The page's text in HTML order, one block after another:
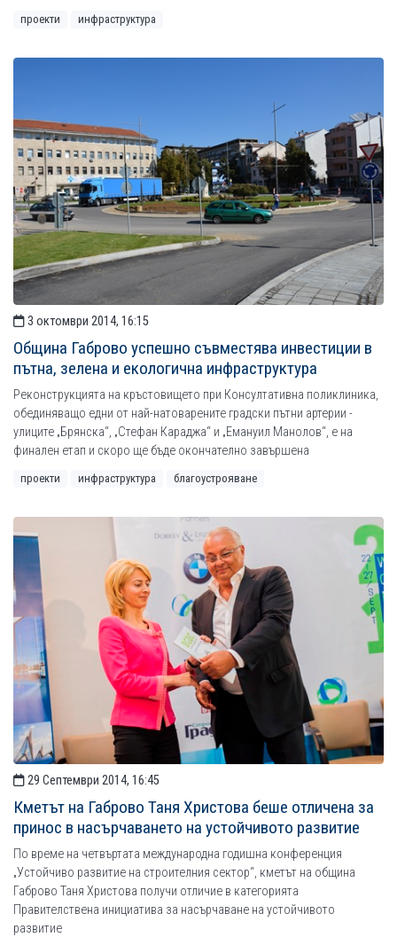
проекти инфраструктура
3 октомври 2014, 16:15
Община Габрово успешно съвместява инвестиции в
пътна, зелена и екологична инфраструктура
Реконструкцията на кръстовището при Консултативна поликлиника,
обединяващо едни от най-натоварените градски пътни артерии -
улиците „Брянска“, „Стефан Караджа“ и „Емануил Манолов“, е на
финален етап и скоро ще бъде окончателно завършена
проекти инфраструктура благоустрояване
29 Септември 2014, 16:45
Кметът на Габрово Таня Христова беше отличена за
принос в насърчаването на устойчивото развитие
По време на четвъртата международна годишна конференция
„Устойчиво развитие на строителния сектор“, кметът на община
Габрово Таня Христова получи отличие в категорията
Правителствена инициатива за насърчаване на устойчивото
развитие